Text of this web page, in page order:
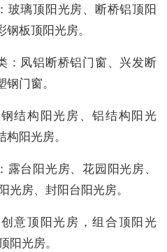
玻璃顶阳光房、断桥铝顶阳
板顶阳光房。
：凤铝断桥铝门窗、兴发断
门窗。
结构阳光房、铝结构阳光
阳光房。
台阳光房、花园阳光房、
光房、封阳台阳光房。
意顶阳光房，组合顶阳光
阳光房。